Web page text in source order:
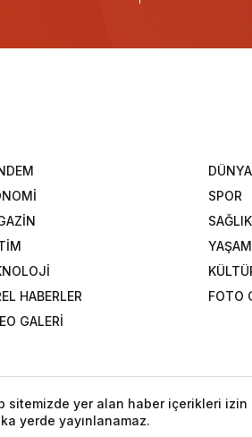
DÜNYA
SPOR
SAĞLIK
YAŞAM
HABERLER
FOTO
GALERİ
sitemizde yer alan haber içerikleri izin
yerde yayınlanamaz.